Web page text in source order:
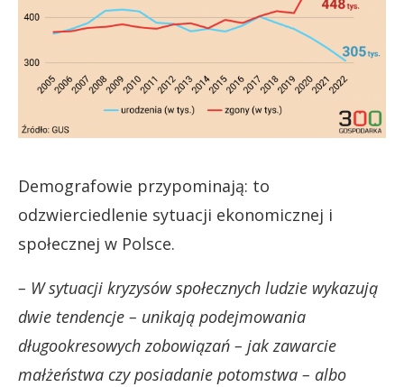
Demografowie przypominają: to
odzwierciedlenie sytuacji ekonomicznej i
społecznej w Polsce.
– W sytuacji kryzysów społecznych ludzie wykazują
dwie tendencje – unikają podejmowania
długookresowych zobowiązań – jak zawarcie
małżeństwa czy posiadanie potomstwa – albo